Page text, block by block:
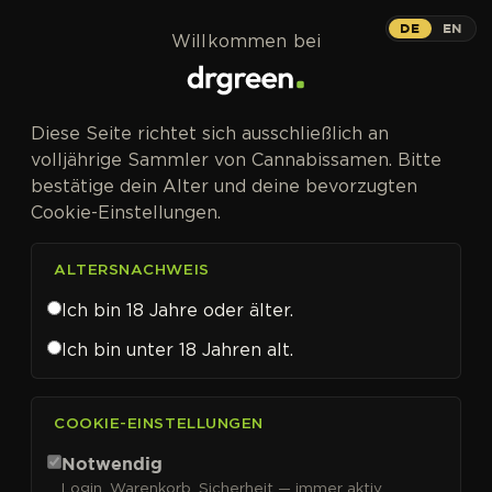
Meringue
von Dutch Passion kaufen
Meringuevereint die süß-fruchtige Intensität von
Wedding Cakeund Animal Cookies zu einem
aller Phänotypen haben laut Labortests ein THC-
Potential von über 20 %. Feminisierte
Cannabissamen jetzt bei Seedfinity bestellen.
DE EN
Willkommen bei
Diese Seite richtet sich ausschließlich an
volljährige Sammler von Cannabissamen. Bitte
bestätige dein Alter und deine bevorzugten
Cookie-Einstellungen.
ALTERSNACHWEIS
Ich bin 18 Jahre oder älter.
Ich bin unter 18 Jahren alt.
COOKIE-EINSTELLUNGEN
Notwendig
Login, Warenkorb, Sicherheit — immer aktiv.